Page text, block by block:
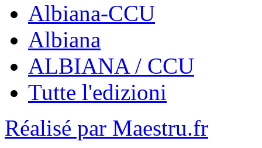
Albiana-CCU
Albiana
ALBIANA / CCU
Tutte l'edizioni
Réalisé par Maestru.fr